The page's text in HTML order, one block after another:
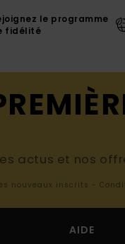
le programme
fidélité
actus et nos
nouveaux inscrits -
AIDE